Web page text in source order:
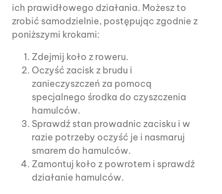
ich prawidłowego działania. Możesz to
zrobić samodzielnie, postępując zgodnie z
poniższymi krokami:
Zdejmij koło z roweru.
Oczyść zacisk z brudu i
zanieczyszczeń za pomocą
specjalnego środka do czyszczenia
hamulców.
Sprawdź stan prowadnic zacisku i w
razie potrzeby oczyść je i nasmaruj
smarem do hamulców.
Zamontuj koło z powrotem i sprawdź
działanie hamulców.